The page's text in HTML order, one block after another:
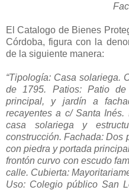
El Catalogo de Bienes
Córdoba, figura con la
de la siguiente manera:
“Tipología: Casa solariega.
de 1795. Patios: Patio
principal, y jardín a
recayentes a c/ Santa Inés.
casa solariega y
construcción. Fachada: Dos
con piedra y portada
frontón curvo con escudo
calle. Cubierta:
Uso: Colegio público San